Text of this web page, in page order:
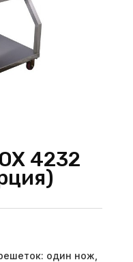
4232
один нож,